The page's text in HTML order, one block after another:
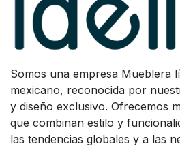
Somos una empresa Mueblera
mexicano, reconocida por
y diseño exclusivo. Ofrecemos
que combinan estilo y
las tendencias globales y a las